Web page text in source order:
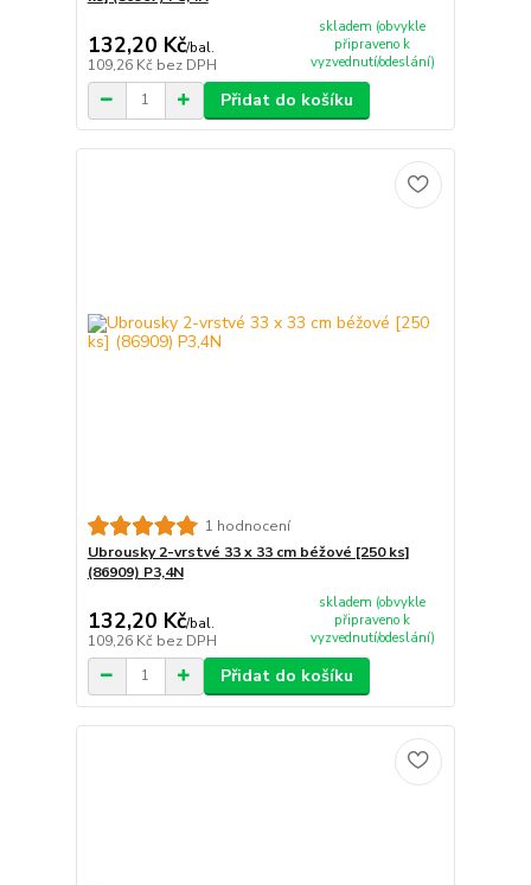
132,20 Kč/bal.
109,26 Kč bez DPH
skladem (obvykle
připraveno k
vyzvednutí/odeslání)
Přidat do košíku
1 hodnocení
Ubrousky 2-vrstvé 33 x 33 cm béžové [250 ks]
(86909) P3,4N
132,20 Kč/bal.
109,26 Kč bez DPH
skladem (obvykle
připraveno k
vyzvednutí/odeslání)
Přidat do košíku